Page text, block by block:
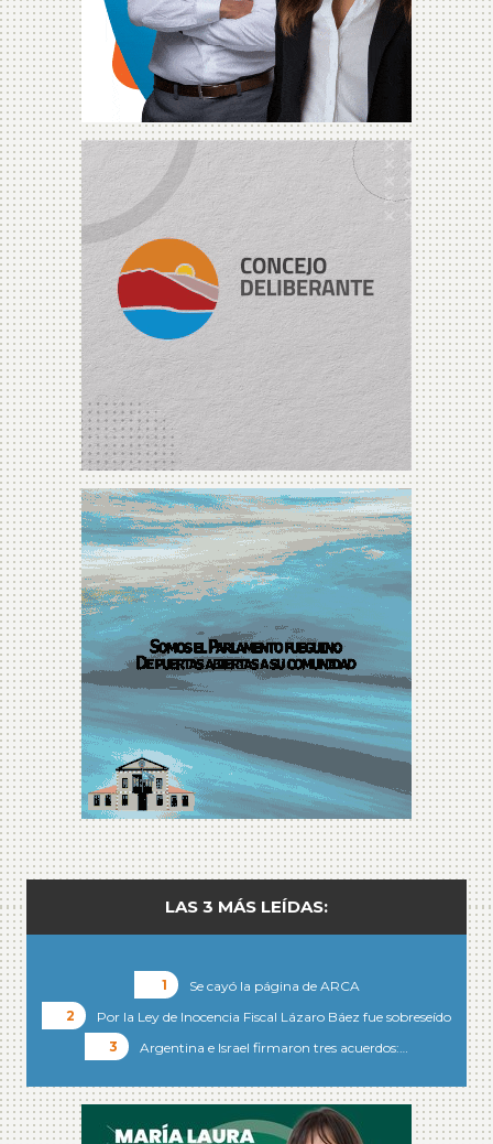
LAS 3 MÁS LEÍDAS:
Se cayó la página de ARCA
Por la Ley de Inocencia Fiscal Lázaro Báez fue sobreseído
Argentina e Israel firmaron tres acuerdos:…